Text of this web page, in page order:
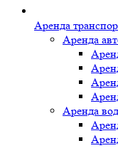
Аренда
Аренда
Аренда